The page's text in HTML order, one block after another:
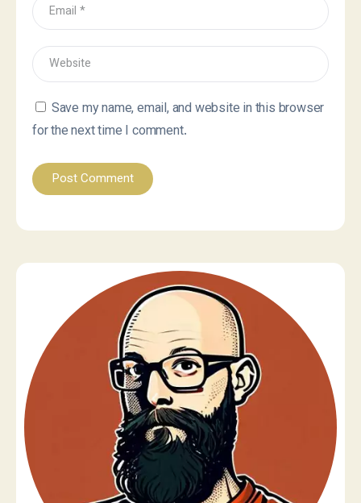
Save my name, email, and website in this browser
for the next time I comment.